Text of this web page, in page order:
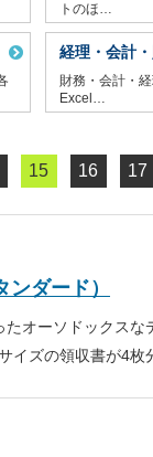
トのほ…
経理・会計
財務・会計・
Excel…
15 16 17
ダード）
オーソドックスな
イズの領収書が4枚